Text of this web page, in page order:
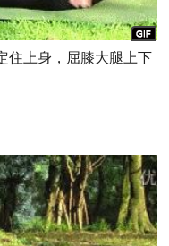
住上身，屈膝大腿上下